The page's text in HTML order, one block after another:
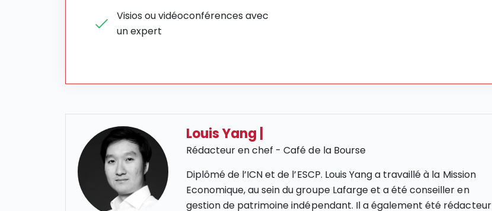
Visios ou vidéoconférences avec
un expert
Louis Yang
Rédacteur en chef - Café de la Bourse
Diplômé de l’ICNet de l’ESCP. Louis Yang a travaillé à la Mission
Economique, au sein du groupe Lafarge et a été conseiller en
gestion de patrimoine indépendant. Il a également été rédacteur